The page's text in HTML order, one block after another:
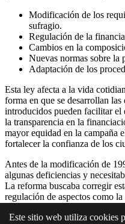
Modificación de los
sufragio.
Regulación de la
Cambios en la
Nuevas normas sobre la
Adaptación de los
Esta ley afecta a la vida
forma en que se desarrollan
introducidos pueden facilitar
la transparencia en la
mayor equidad en la campaña
fortalecer la confianza de los
Antes de la modificación de
algunas deficiencias y
La reforma buscaba corregir
regulación de aspectos como
Este sitio web utiliza cookies